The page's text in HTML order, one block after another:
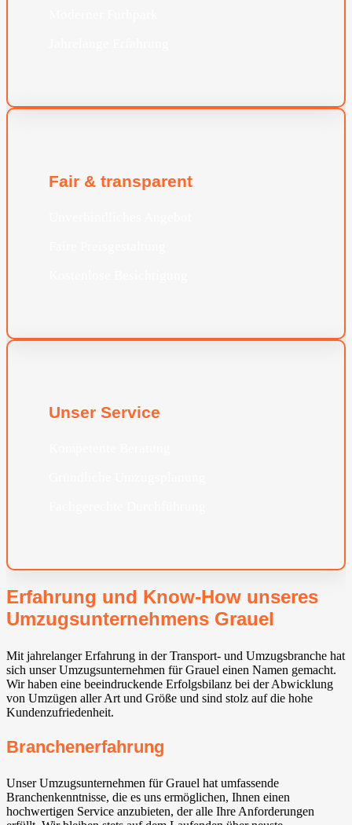
Fair & transparent
Unser Service
Erfahrung und Know-How unseres
Umzugsunternehmens Grauel
Mit jahrelanger Erfahrung in der Transport- und Umzugsbranche hat
sich unser Umzugsunternehmen für Grauel einen Namen gemacht.
Wir haben eine beeindruckende Erfolgsbilanz bei der Abwicklung
von Umzügen aller Art und Größe und sind stolz auf die hohe
Kundenzufriedenheit.
Branchenerfahrung
Unser Umzugsunternehmen für Grauel hat umfassende
Branchenkenntnisse, die es uns ermöglichen, Ihnen einen
hochwertigen Service anzubieten, der alle Ihre Anforderungen